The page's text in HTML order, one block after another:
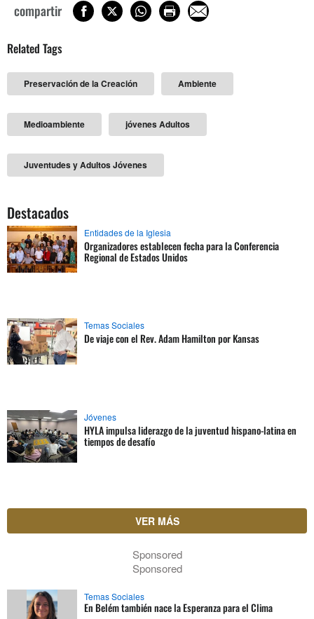
compartir
Related Tags
Preservación de la Creación Ambiente
Medioambiente jóvenes Adultos
Juventudes y Adultos Jóvenes
Destacados
Entidades de la Iglesia
Organizadores establecen fecha para la Conferencia
Regional de Estados Unidos
Temas Sociales
De viaje con el Rev. Adam Hamilton por Kansas
Jóvenes
HYLA impulsa liderazgo de la juventud hispano-latina en
tiempos de desafío
VER MÁS
Sponsored
Sponsored
Temas Sociales
En Belém también nace la Esperanza para el Clima